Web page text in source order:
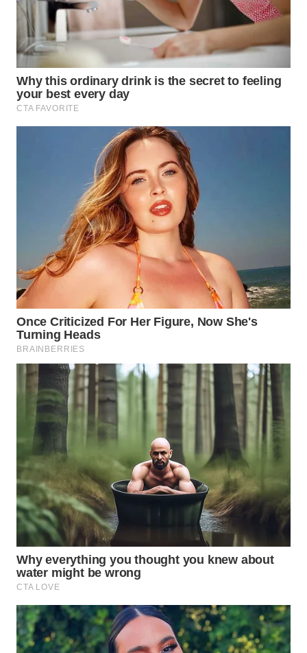
KALBAR
WN
KALTENG
WN
KALTARA
SULSEL
GORONTALO
WN
SULUT
WN
MALUKU
WN
MALUT
WN
DAIRI
WN
DANAU
TOBA
WN
NIAS